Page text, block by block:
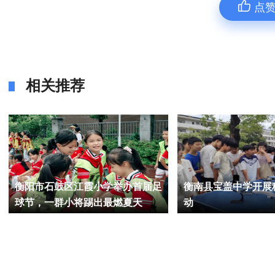
点
相关推荐
衡阳市石鼓区江霞小学举办首届足
球节，一群小将踢出最燃夏天
衡南县宝盖中学开展
动